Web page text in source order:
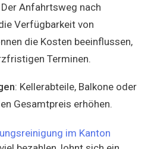
Der Anfahrtsweg nach
Verfügbarkeit von
die Kosten beeinflussen,
Terminen.
: Kellerabteile, Balkone oder
Gesamtpreis erhöhen.
im Kanton